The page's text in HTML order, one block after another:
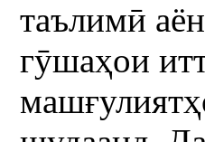
таълимӣ
гӯшаҳои